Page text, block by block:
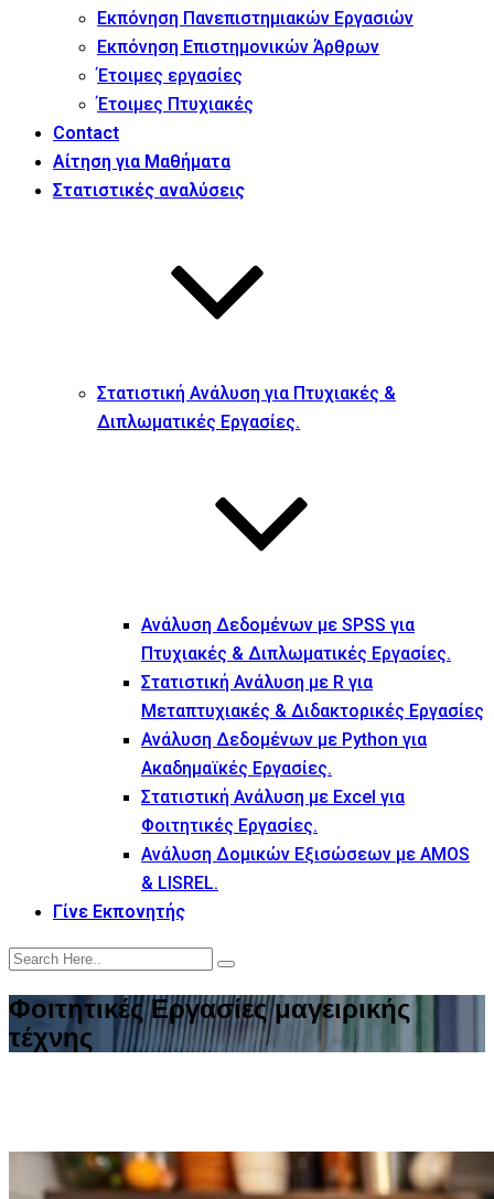
Εκπόνηση Πανεπιστημιακών Εργασιών
Εκπόνηση Επιστημονικών Άρθρων
Έτοιμες εργασίες
Έτοιμες Πτυχιακές
Contact
Αίτηση για Μαθήματα
Στατιστικές αναλύσεις
Στατιστική Ανάλυση για Πτυχιακές &
Διπλωματικές Εργασίες.
Ανάλυση Δεδομένων με SPSS για
Πτυχιακές & Διπλωματικές Εργασίες.
Στατιστική Ανάλυση με R για
Μεταπτυχιακές & Διδακτορικές Εργασίες
Ανάλυση Δεδομένων με Python για
Ακαδημαϊκές Εργασίες.
Στατιστική Ανάλυση με Excel για
Φοιτητικές Εργασίες.
Ανάλυση Δομικών Εξισώσεων με AMOS
& LISREL.
Γίνε Εκπονητής
Φοιτητικές Εργασίες μαγειρικής
τέχνης